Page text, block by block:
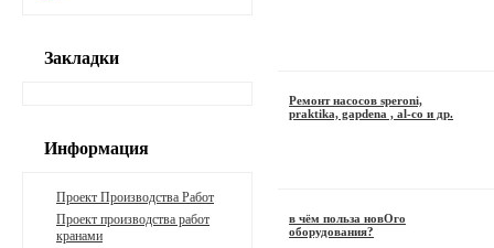
Ремонт насосов speroni,
рraktika, gapdena , al-cо и др.
в чём польза новОго
оборудования?
Закладки
Информация
Проект Производства Работ
Проект производства работ
кранами